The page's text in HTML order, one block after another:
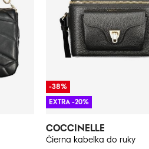
COCCINELLE
Čierna kabelka do ruky
-38%
EXTRA -20%